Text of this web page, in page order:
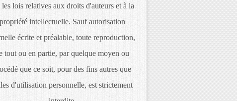
les lois relatives aux droits d'auteurs et à la
propriété intellectuelle. Sauf autorisation
écrite et préalable, toute reproduction,
tout ou en partie, par quelque moyen ou
que ce soit, pour des fins autres que
d'utilisation personnelle, est strictement